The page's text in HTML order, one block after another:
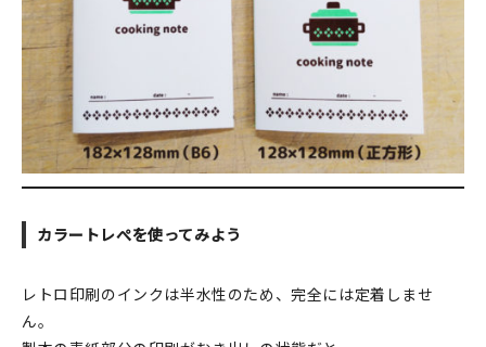
カラートレぺを使ってみよう
レトロ印刷のインクは半水性のため、完全には定着しませ
ん。